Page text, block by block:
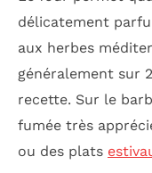
délicatement
aux herbes
généralement sur
recette. Sur le
fumée très
ou des plats